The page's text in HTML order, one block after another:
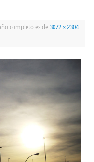
completo es de 3072 × 2304